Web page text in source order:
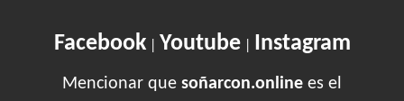
Facebook| Youtube| Instagram
Mencionar que soñarcon.online es el